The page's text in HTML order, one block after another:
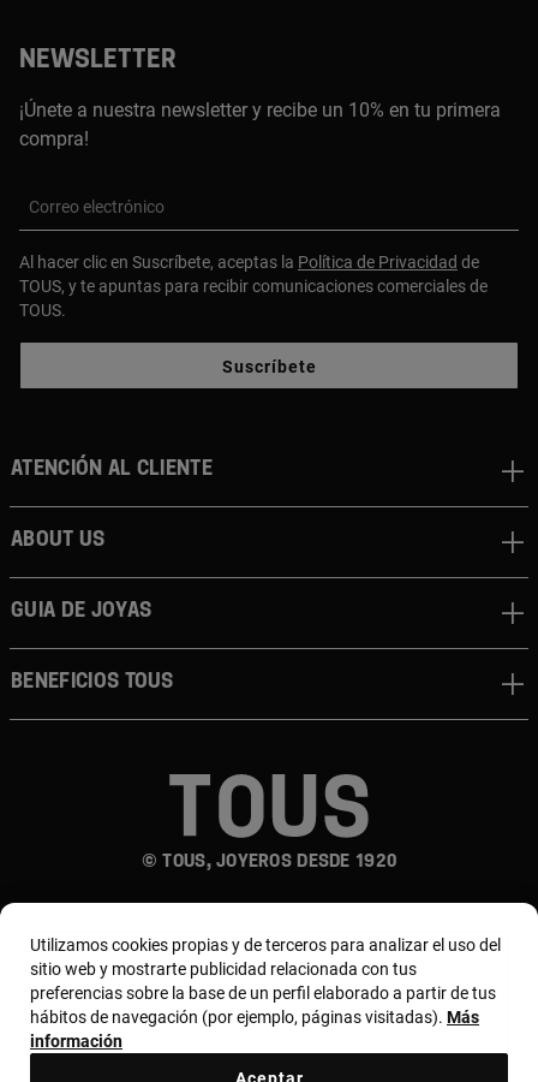
NEWSLETTER
¡Únete a nuestra newsletter y recibe un 10% en tu primera
compra!
Correo electrónico
Al hacer clic en Suscríbete, aceptas la Política de Privacidad de
TOUS, y te apuntas para recibir comunicaciones comerciales de
TOUS.
Suscríbete
© TOUS, JOYEROS DESDE 1920
Atención al cliente
About us
Guia de joyas
Beneficios TOUS
País y moneda:
Euro
Utilizamos cookies propias y de terceros para analizar el uso del
sitio web y mostrarte publicidad relacionada con tus
preferencias sobre la base de un perfil elaborado a partir de tus
hábitos de navegación (por ejemplo, páginas visitadas). Más
información